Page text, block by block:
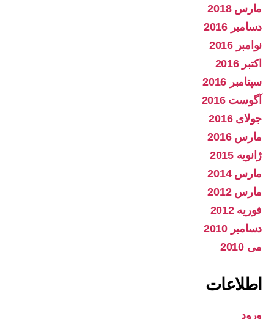
مارس 2018
دسامبر 2016
نوامبر 2016
اکتبر 2016
سپتامبر 2016
آگوست 2016
جولای 2016
مارس 2016
ژانویه 2015
مارس 2014
مارس 2012
فوریه 2012
دسامبر 2010
می 2010
اطلاعات
ورود